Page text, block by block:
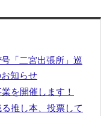
「二宮出張所」巡
知らせ
を開催します！
推し本、投票して